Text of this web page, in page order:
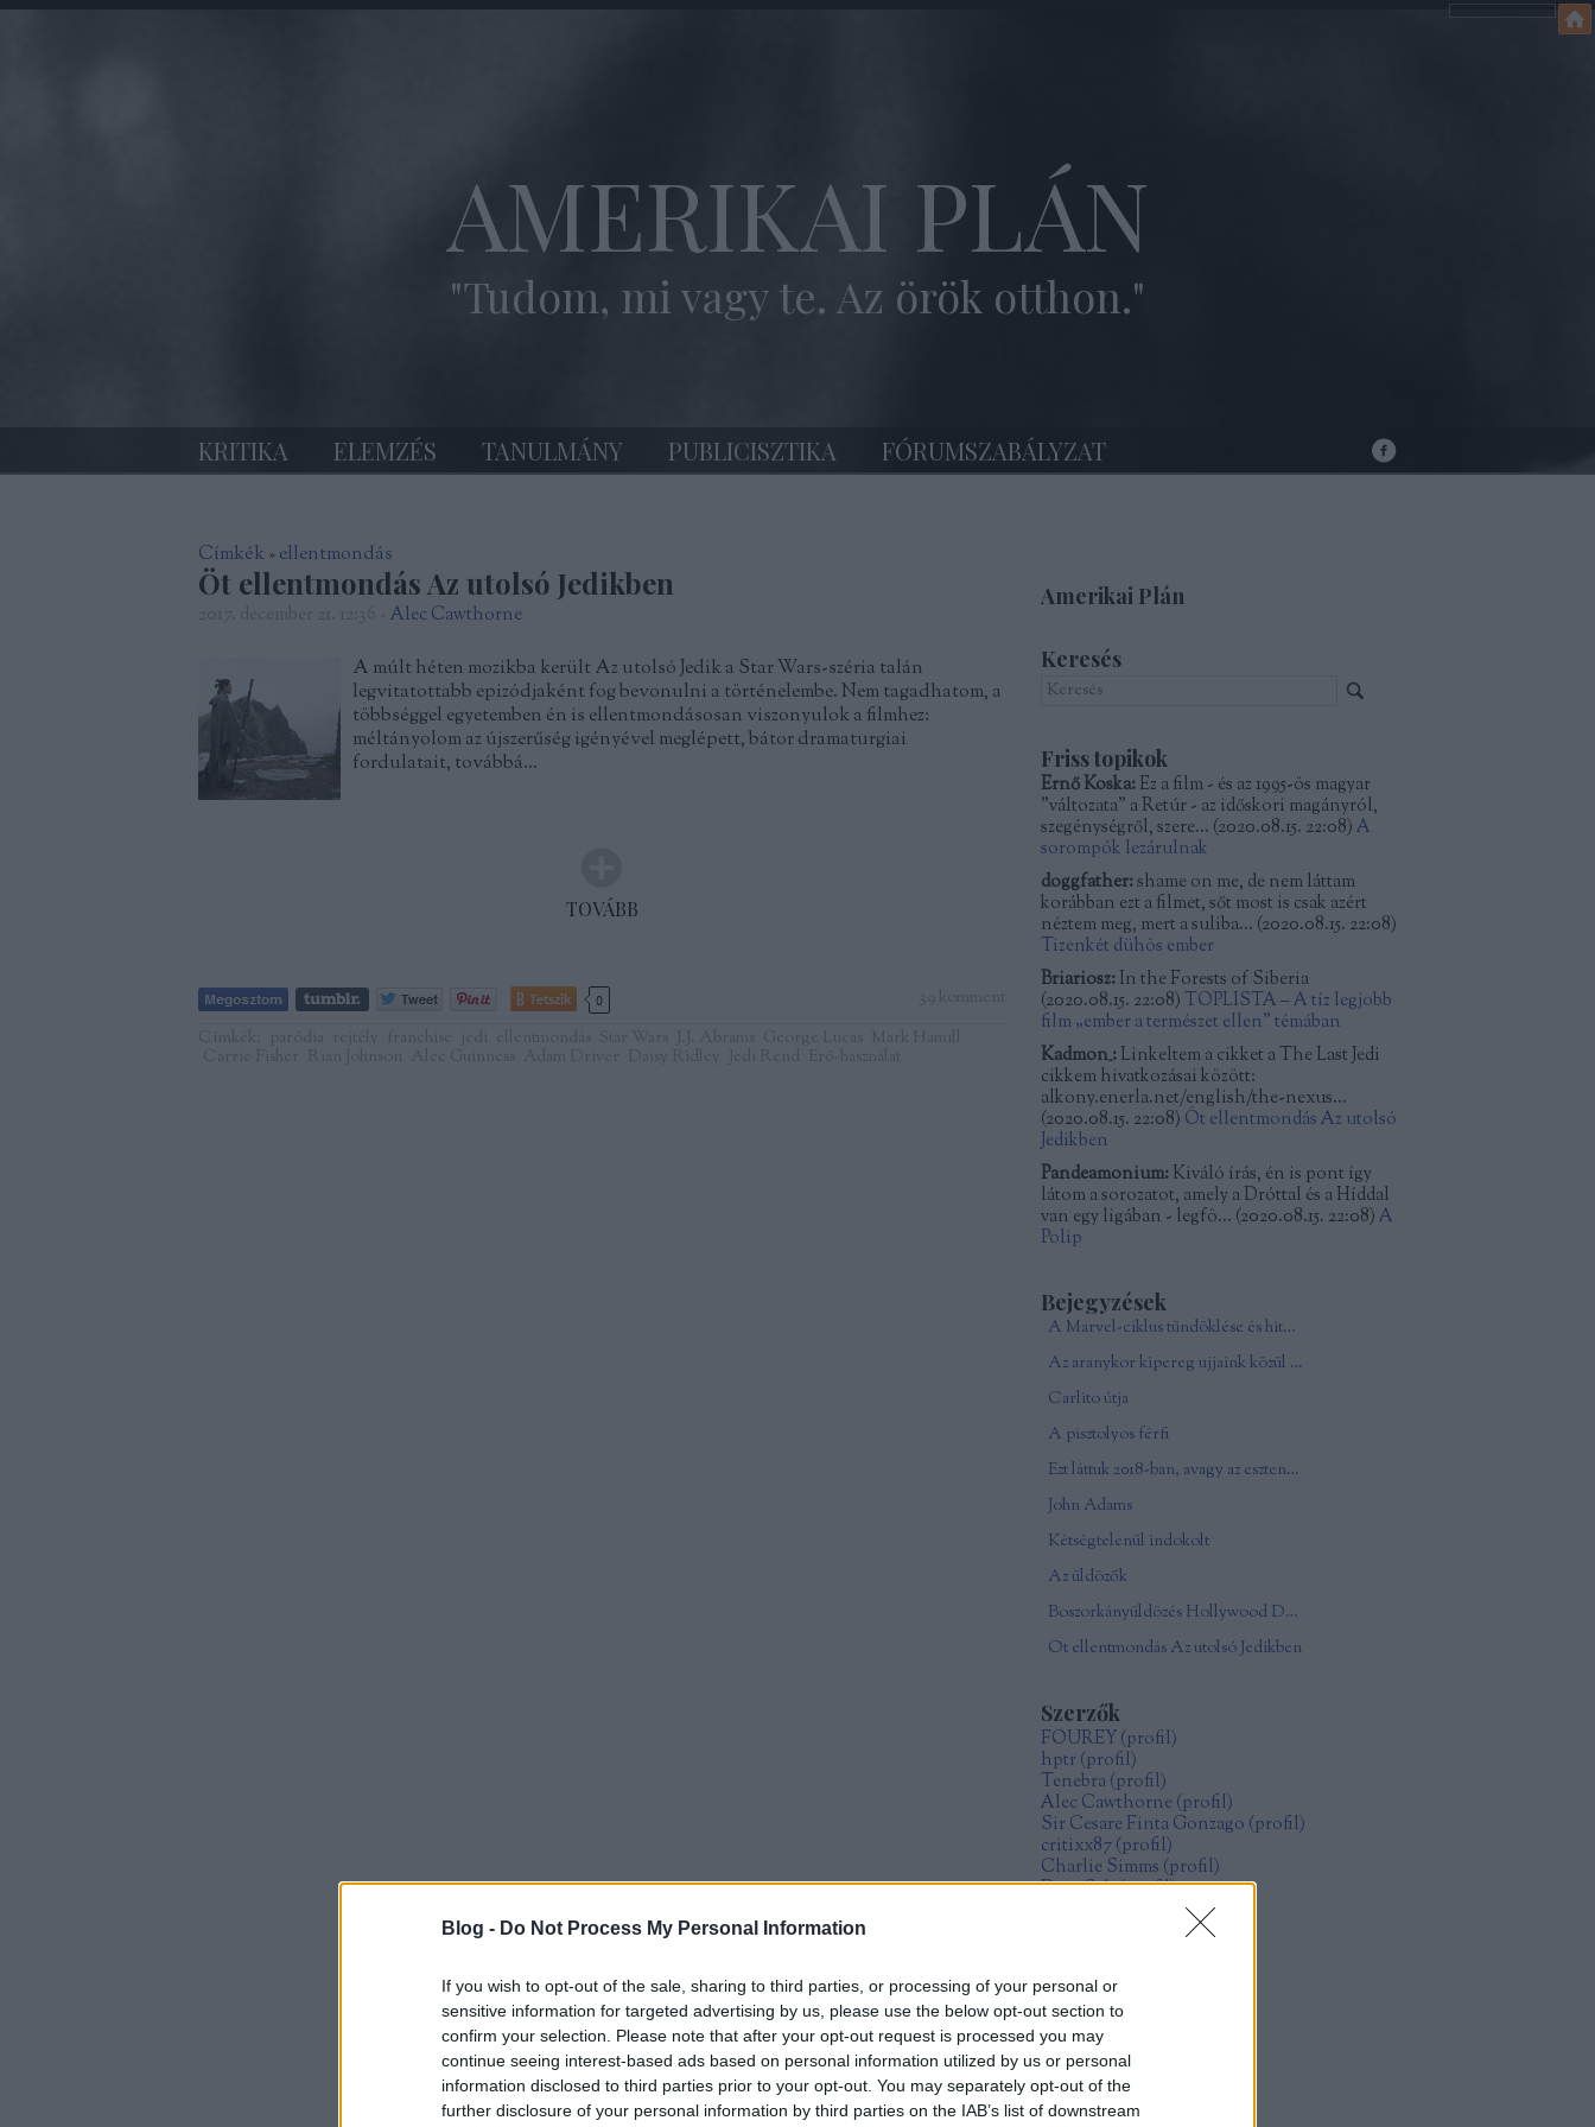
Blog - Do Not Process My Personal Information
If you wish to opt-out of the sale, sharing to third parties, or processing of your personal or
sensitive information for targeted advertising by us, please use the below opt-out section to
confirm your selection. Please note that after your opt-out request is processed you may
continue seeing interest-based ads based on personal information utilized by us or personal
information disclosed to third parties prior to your opt-out. You may separately opt-out of the
further disclosure of your personal information by third parties on the IAB’s list of downstream
AMERIKAI PLÁN
"Tudom, mi vagy te. Az örök otthon."
KRITIKA ELEMZÉS TANULMÁNY PUBLICISZTIKA FÓRUMSZABÁLYZAT
Címkék » ellentmondás
Öt ellentmondás Az utolsó Jedikben
Alec Cawthorne
A múlt héten mozikba került Az utolsó Jedik a Star Wars-széria talán
legvitatottabb epizódjaként fog bevonulni a történelembe. Nem tagadhatom, a
többséggel egyetemben én is ellentmondásosan viszonyulok a filmhez:
méltányolom az újszerűség igényével meglépett, bátor dramaturgiai
fordulatait, továbbá…
TOVÁBB
Tetszik 0
Amerikai Plán
Keresés
Friss topikok
Ernő Koska:Ez a film - és az 1995-ös magyar
"változata" a Retúr - az időskori magányról,
szegénységről, szere... (2020.08.15. 22:08)A
sorompók lezárulnak
doggfather:shame on me, de nem láttam
korábban ezt a filmet, sőt most is csak azért
néztem meg, mert a suliba... (2020.08.15. 22:08)
Tizenkét dühös ember
Briariosz:In the Forests of Siberia
(2020.08.15. 22:08)TOPLISTA – A tíz legjobb
film „ember a természet ellen” témában
Kadmon_:Linkeltem a cikket a The Last Jedi
cikkem hivatkozásai között:
alkony.enerla.net/english/the-nexus...
(2020.08.15. 22:08) Öt ellentmondás Az utolsó
Jedikben
Pandeamonium:Kiváló írás, én is pont így
látom a sorozatot, amely a Dróttal és a Híddal
van egy ligában - legfö... (2020.08.15. 22:08)A
Polip
Bejegyzések
A Marvel-ciklus tündöklése és hitványsága
Az aranykor kipereg ujjaink közül - In memoriam Andy Vajna
Carlito útja
A pisztolyos férfi
Ezt láttuk 2018-ban, avagy az esztendő csúcsfilmjei
John Adams
Kétségtelenül indokolt
Az üldözők
Boszorkányüldözés Hollywood Damonjai Allen
Öt ellentmondás Az utolsó Jedikben
Szerzők
FOUREY (profil)
hptr(profil)
Tenebra(profil)
Alec Cawthorne (profil)
Sir Cesare Finta Gonzago (profil)
critixx87(profil)
Charlie Simms (profil)
Dave Salt(profil)
Szűcs Zoltán Gábor(profil
Archívum
2019 május
2019 január
2018 december
2018 május(2